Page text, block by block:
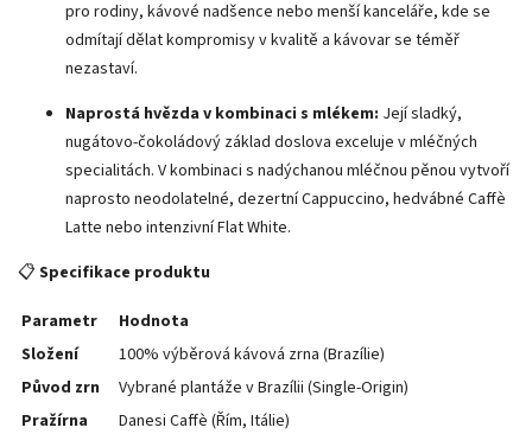
pro rodiny, kávové nadšence nebo menší kanceláře, kde se
odmítají dělat kompromisy v kvalitě a kávovar se téměř
nezastaví.
Naprostá hvězda v kombinaci s mlékem: Její sladký,
nugátovo-čokoládový základ doslova exceluje v mléčných
specialitách. V kombinaci s nadýchanou mléčnou pěnou vytvoří
naprosto neodolatelné, dezertní Cappuccino, hedvábné Caffè
Latte nebo intenzivní Flat White.
📋 Specifikace produktu
Parametr
Hodnota
Složení
100% výběrová kávová zrna (Brazílie)
Původ zrn
Vybrané plantáže v Brazílii (Single-Origin)
Pražírna
Danesi Caffè (Řím, Itálie)